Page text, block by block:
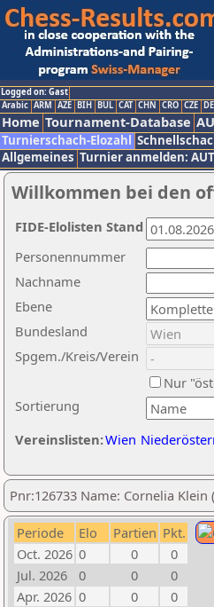
Logged on: Gast
Arabic ARM AZE BIH BUL CAT CHN CRO CZE
Home Tournament-Database
Turnierschach-Elozahl
Allgemeines Turnier anmelden: AUT
Willkommen bei den
Nachname
Ebene
Sortierung
Personennummer
Bundesland
Spgem./Kreis/Verein
Nur
Vereinslisten:Wien
FIDE-Elolisten Stand
Pnr:126733 Name: Cornelia Klein (
Periode Elo Partien Pkt.
Oct. 2026 0 0
0
Jul. 2026
0 0
0
Apr. 2026 0 0
0